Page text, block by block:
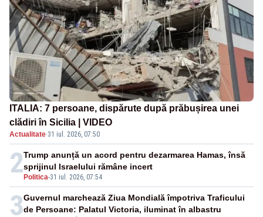
ITALIA: 7 persoane, dispărute după prăbușirea unei
clădiri în Sicilia | VIDEO
Actualitate·31 iul. 2026, 07:50
2 Politica-31 iul. 2026, 07:54
Trump anunță un acord pentru dezarmarea Hamas, însă
sprijinul Israelului rămâne incert
3Guvernul marchează Ziua Mondială împotriva Traficului
de Persoane: Palatul Victoria, iluminat în albastru